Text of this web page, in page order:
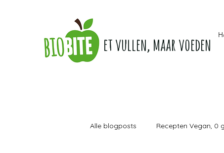
Alle blogposts Recepten Vegan, 0
Niet vullen, maar voeden